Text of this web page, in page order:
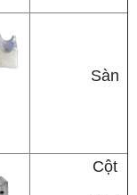
Sàn
Cột